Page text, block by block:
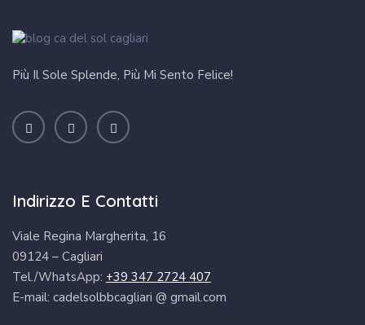
Più Il Sole Splende, Più Mi Sento Felice!
Indirizzo E Contatti
Viale Regina Margherita, 16
09124 – Cagliari
Tel./WhatsApp: +39 347 2724 407
E-mail: cadelsolbbcagliari @ gmail.com